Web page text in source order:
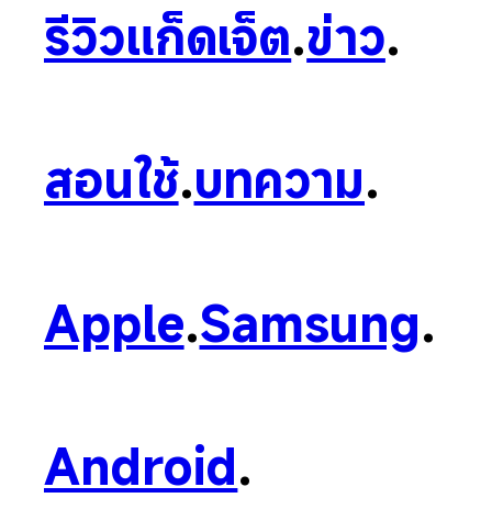
รีวิวแก็ดเจ็ต.ข่าว.
สอนใช้.บทความ.
Apple.Samsung.
Android.